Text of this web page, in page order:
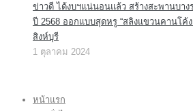
ข่าวดี ได้งบฯแน่นอนแล้ว สร้างสะพานบาง
ปี 2568 ออกแบบสุดหรู “สลิงแขวนคานโค้
สิงห์บุรี
1 ตุลาคม 2024
หน้าแรก